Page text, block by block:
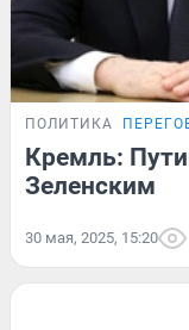
ПОЛИТИКА
Кремль:
Зеленским
30 мая, 2025, 15:20